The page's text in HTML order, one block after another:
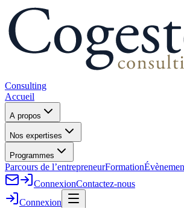
Consulting
Accueil
A propos
Nos expertises
Programmes
Parcours de l’entrepreneurFormation
ConnexionContactez-nous
Connexion